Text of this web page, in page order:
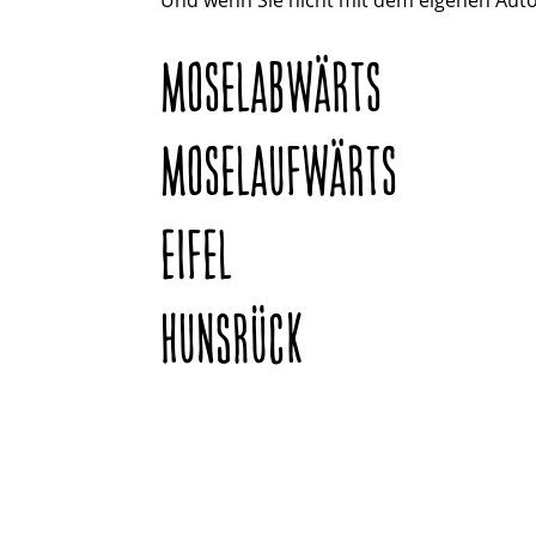
MOSELABWÄRTS
MOSELAUFWÄRTS
EIFEL
HUNSRÜCK